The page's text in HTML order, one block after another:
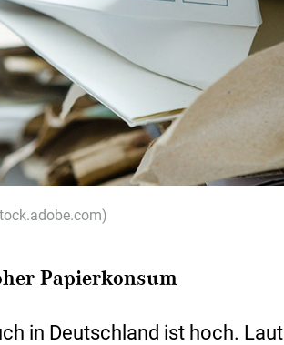
Papierkonsum
in Deutschland ist hoch. Laut